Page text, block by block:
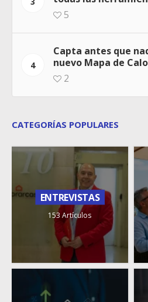
5
4
Capta antes que
nuevo Mapa de
2
CATEGORÍAS POPULARES
ENTREVISTAS
153 Artículos